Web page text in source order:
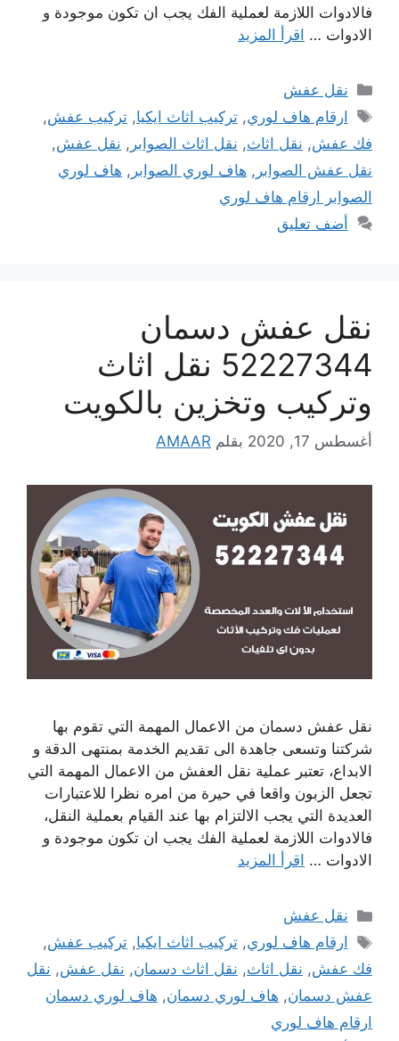
فالادوات اللازمة لعملية الفك يجب ان تكون موجودة و
الادوات … اقرأ المزيد
التصنيفات
نقل عفش
الوسوم
ارقام هاف لوري,تركيب اثاث ايكيا,تركيب عفش,
فك عفش, نقل اثاث, نقل اثاث الصوابر , نقل عفش,
نقل عفش الصوابر , هاف لوري الصوابر , هاف لوري
الصوابر ارقام هاف لوري
أضف تعليق
نقل عفش دسمان
52227344 نقل اثاث
وتركيب وتخزين بالكويت
أغسطس 17, 2020 بقلم AMAAR
نقل عفش دسمان من الاعمال المهمة التي تقوم بها
شركتنا وتسعى جاهدة الى تقديم الخدمة بمنتهى الدقة و
الابداع، تعتبر عملية نقل العفش من الاعمال المهمة التي
تجعل الزبون واقعا في حيرة من امره نظرا للاعتبارات
العديدة التي يجب الالتزام بها عند القيام بعملية النقل،
فالادوات اللازمة لعملية الفك يجب ان تكون موجودة و
الادوات … اقرأ المزيد
التصنيفات
نقل عفش
الوسوم
ارقام هاف لوري,تركيب اثاث ايكيا,تركيب عفش,
فك عفش, نقل اثاث, نقل اثاث دسمان, نقل عفش, نقل
عفش دسمان, هاف لوري دسمان, هاف لوري دسمان
ارقام هاف لوري